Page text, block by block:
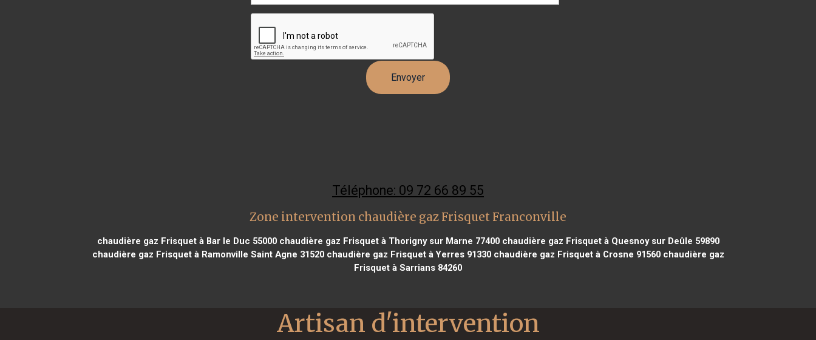
Téléphone: 09 72 66 89 55
Zone intervention chaudière gaz Frisquet Franconville
chaudière gaz Frisquet à Bar le Duc 55000chaudière gaz Frisquet à Thorigny sur Marne 77400chaudière gaz Frisquet à Quesnoy sur Deûle 59890
chaudière gaz Frisquet à Ramonville Saint Agne 31520chaudière gaz Frisquet à Yerres 91330chaudière gaz Frisquet à Crosne 91560chaudière gaz
Frisquet à Sarrians 84260
Artisan d'intervention